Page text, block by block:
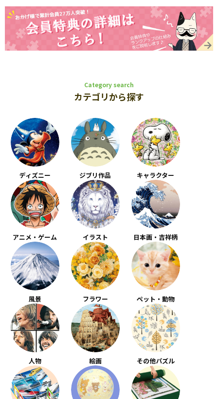
Category search
カテゴリから探す
ディズニー ジブリ作品 キャラクター
アニメ・ゲーム イラスト 日本画・吉祥柄
風景 フラワー ペット・動物
人物 絵画 その他パズル